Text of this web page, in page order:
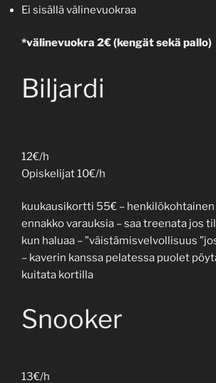
Ei sisällä välinevuokraa
*välinevuokra 2€ (kengät sekä pallo)
Biljardi
12€/h
Opiskelijat 10€/h
kuukausikortti 55€ –
ennakko varauksia – saa treenata jos
kun haluaa – ”väistämisvelvollisuus
– kaverin kanssa pelatessa puolet
kuitata kortilla
Snooker
13€/h